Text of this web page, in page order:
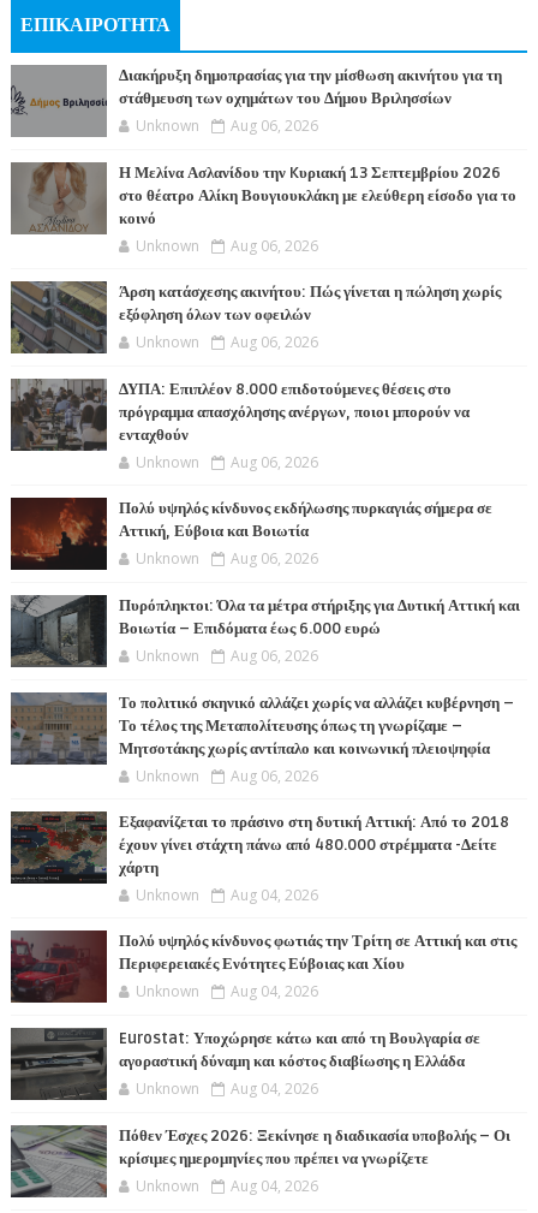
ΕΠΙΚΑΙΡΟΤΗΤΑ
Διακήρυξη δημοπρασίας για την μίσθωση ακινήτου για τη
στάθμευση των οχημάτων του Δήμου Βριλησσίων
Unknown Aug 06, 2026
Η Μελίνα Ασλανίδου την Kυριακή 13 Σεπτεμβρίου 2026
στο θέατρο Αλίκη Βουγιουκλάκη με ελεύθερη είσοδο για το
κοινό
Unknown Aug 06, 2026
Άρση κατάσχεσης ακινήτου: Πώς γίνεται η πώληση χωρίς
εξόφληση όλων των οφειλών
Unknown Aug 06, 2026
ΔΥΠΑ: Επιπλέον 8.000 επιδοτούμενες θέσεις στο
πρόγραμμα απασχόλησης ανέργων, ποιοι μπορούν να
ενταχθούν
Unknown Aug 06, 2026
Πολύ υψηλός κίνδυνος εκδήλωσης πυρκαγιάς σήμερα σε
Αττική, Εύβοια και Βοιωτία
Unknown Aug 06, 2026
Πυρόπληκτοι: Όλα τα μέτρα στήριξης για Δυτική Αττική και
Βοιωτία – Επιδόματα έως 6.000 ευρώ
Unknown Aug 06, 2026
Το πολιτικό σκηνικό αλλάζει χωρίς να αλλάζει κυβέρνηση –
Το τέλος της Μεταπολίτευσης όπως τη γνωρίζαμε –
Μητσοτάκης χωρίς αντίπαλο και κοινωνική πλειοψηφία
Unknown Aug 06, 2026
Εξαφανίζεται το πράσινο στη δυτική Αττική: Από το 2018
έχουν γίνει στάχτη πάνω από 480.000 στρέμματα -Δείτε
χάρτη
Unknown Aug 04, 2026
Πολύ υψηλός κίνδυνος φωτιάς την Τρίτη σε Αττική και στις
Περιφερειακές Ενότητες Εύβοιας και Χίου
Unknown Aug 04, 2026
Eurostat: Υποχώρησε κάτω και από τη Βουλγαρία σε
αγοραστική δύναμη και κόστος διαβίωσης η Ελλάδα
Unknown Aug 04, 2026
Πόθεν Έσχες 2026: Ξεκίνησε η διαδικασία υποβολής – Οι
κρίσιμες ημερομηνίες που πρέπει να γνωρίζετε
Unknown Aug 04, 2026